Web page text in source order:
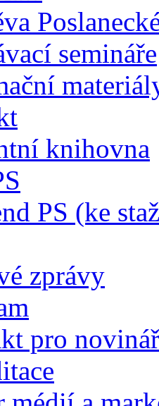
semináře
knihovna
PS (ke
zprávy
pro